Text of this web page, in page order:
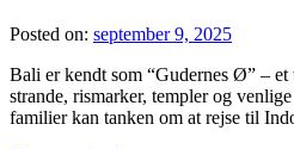
Posted on: september 9, 2025
Bali er kendt som “Gudernes Ø” –
strande, rismarker, templer og
familier kan tanken om at rejse til